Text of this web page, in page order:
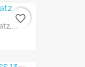
favorite_border